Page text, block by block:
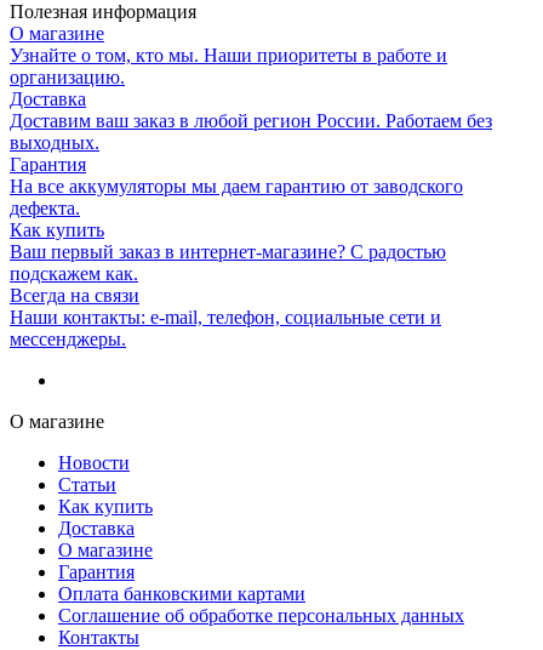
Полезная информация
О магазине
Узнайте о том, кто мы. Наши приоритеты в работе и
организацию.
Доставка
Доставим ваш заказ в любой регион России. Работаем без
выходных.
Гарантия
На все аккумуляторы мы даем гарантию от заводского
дефекта.
Как купить
Ваш первый заказ в интернет-магазине? С радостью
подскажем как.
Всегда на связи
Наши контакты: e-mail, телефон, социальные сети и
мессенджеры.
О магазине
Новости
Статьи
Как купить
Доставка
О магазине
Гарантия
Оплата банковскими картами
Соглашение об обработке персональных данных
Контакты